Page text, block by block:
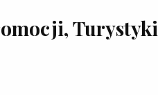
Turystyki